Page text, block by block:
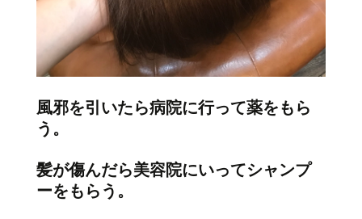
風邪を引いたら病院に行って薬をもら
う。
髪が傷んだら美容院にいってシャンプ
ーをもらう。